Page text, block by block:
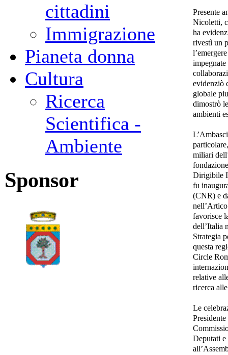
cittadini
Immigrazione
Pianeta donna
Cultura
Ricerca
Scientifica -
Ambiente
Sponsor
Presente
Nicoletti,
ha
rivestì un
evidenziò
globale
dimostrò
ambienti
miliari
Dirigibile
fu
(CNR) e
favorisce
dell’Italia
Strategia
questa
Circle
relative
ricerca
Le
Deputati